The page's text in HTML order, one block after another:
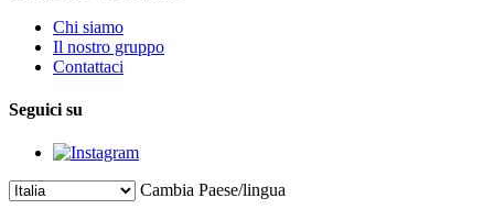
Chi siamo
Il nostro gruppo
Contattaci
Seguici su
Cambia Paese/lingua